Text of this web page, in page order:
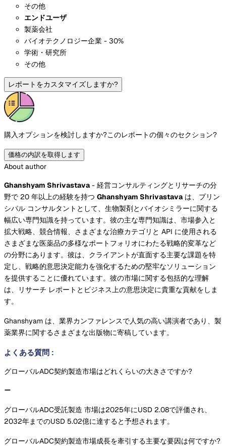
その他
エンドユーザ
製薬会社
バイオテクノロジー企業 - 30%
学術・研究所
その他
レポートをカスタマイズしますか?
購入オプションを検討しますか?このレポートの個々のセクション?
価格の内訳を取得します
About author
Ghanshyam Shrivastava- 経営コンサルティングとリサーチの分
野で 20 年以上の経験を持つ Ghanshyam Shrivastavaは、プリン
シパル コンサルタントとして、生物製剤とバイオシミラーに関する
幅広い専門知識を持っています。彼の主な専門知識は、市場参入と
拡大戦略、競合情報、さまざまな治療カテゴリと API に使用される
さまざまな医薬品の多様なポートフォリオにわたる戦略的変革など
の分野にあります。彼は、クライアントが直面する主要な課題を特
定し、戦略的意思決定能力を強化するための堅牢なソリューション
を提供することに優れています。彼の市場に関する包括的な理解
は、リサーチ レポートとビジネス上の意思決定に貴重な貢献をしま
す。
Ghanshyam は、業界カンファレンスで人気の高い講演者であり、製
薬業界に関するさまざまな出版物に寄稿しています。
よくある質問 :
グローバルADC契約製造市場はどれくらいの大きさですか?
グローバルADC受託製造 市場は2025年にUSD 2.08で評価され、
2032年までのUSD 5.02億に達すると予想されます。
グローバルADC契約製造市場成長を牽引する主要な要因は何ですか?